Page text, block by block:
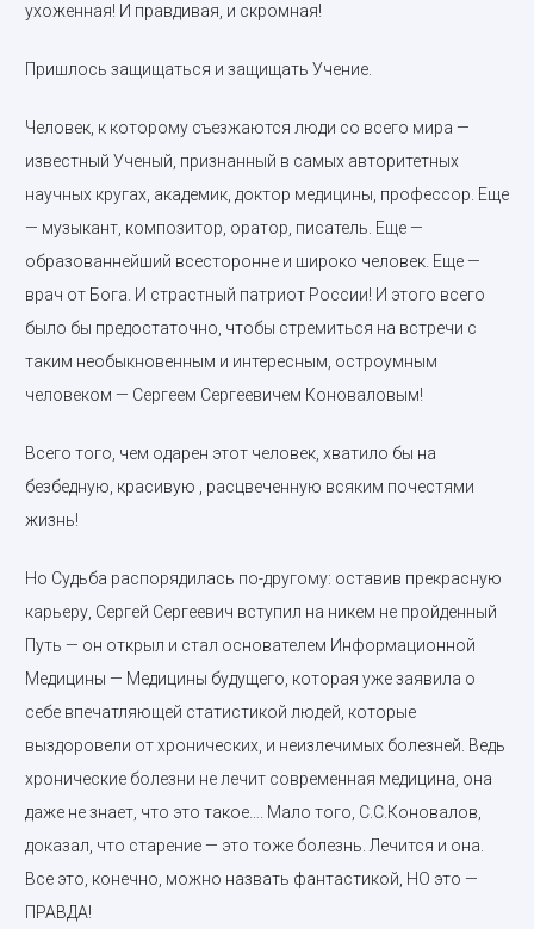
ухоженная! И правдивая, и скромная!
Пришлось защищаться и защищать Учение.
Человек, к которому съезжаются люди со всего мира —
известный Ученый, признанный в самых авторитетных
научных кругах, академик, доктор медицины, профессор. Еще
— музыкант, композитор, оратор, писатель. Еще —
образованнейший всесторонне и широко человек. Еще —
врач от Бога. И страстный патриот России! И этого всего
было бы предостаточно, чтобы стремиться на встречи с
таким необыкновенным и интересным, остроумным
человеком — Сергеем Сергеевичем Коноваловым!
Всего того, чем одарен этот человек, хватило бы на
безбедную, красивую , расцвеченную всяким почестями
жизнь!
Но Судьба распорядилась по-другому: оставив прекрасную
карьеру, Сергей Сергеевич вступил на никем не пройденный
Путь — он открыл и стал основателем Информационной
Медицины — Медицины будущего, которая уже заявила о
себе впечатляющей статистикой людей, которые
выздоровели от хронических, и неизлечимых болезней. Ведь
хронические болезни не лечит современная медицина, она
даже не знает, что это такое…. Мало того, С.С.Коновалов,
доказал, что старение — это тоже болезнь. Лечится и она.
Все это, конечно, можно назвать фантастикой, НО это —
ПРАВДА!